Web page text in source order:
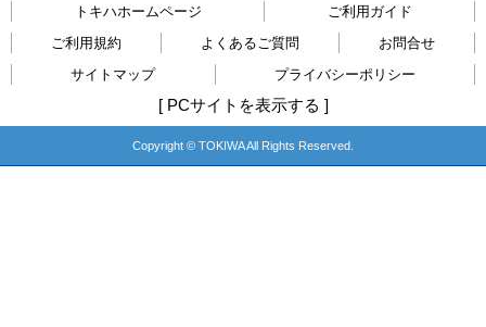
トキハホームページ
ご利用ガイド
ご利用規約
よくあるご質問
お問合せ
サイトマップ
プライバシーポリシー
[ PCサイトを表示する ]
Copyright © TOKIWA All Rights Reserved.